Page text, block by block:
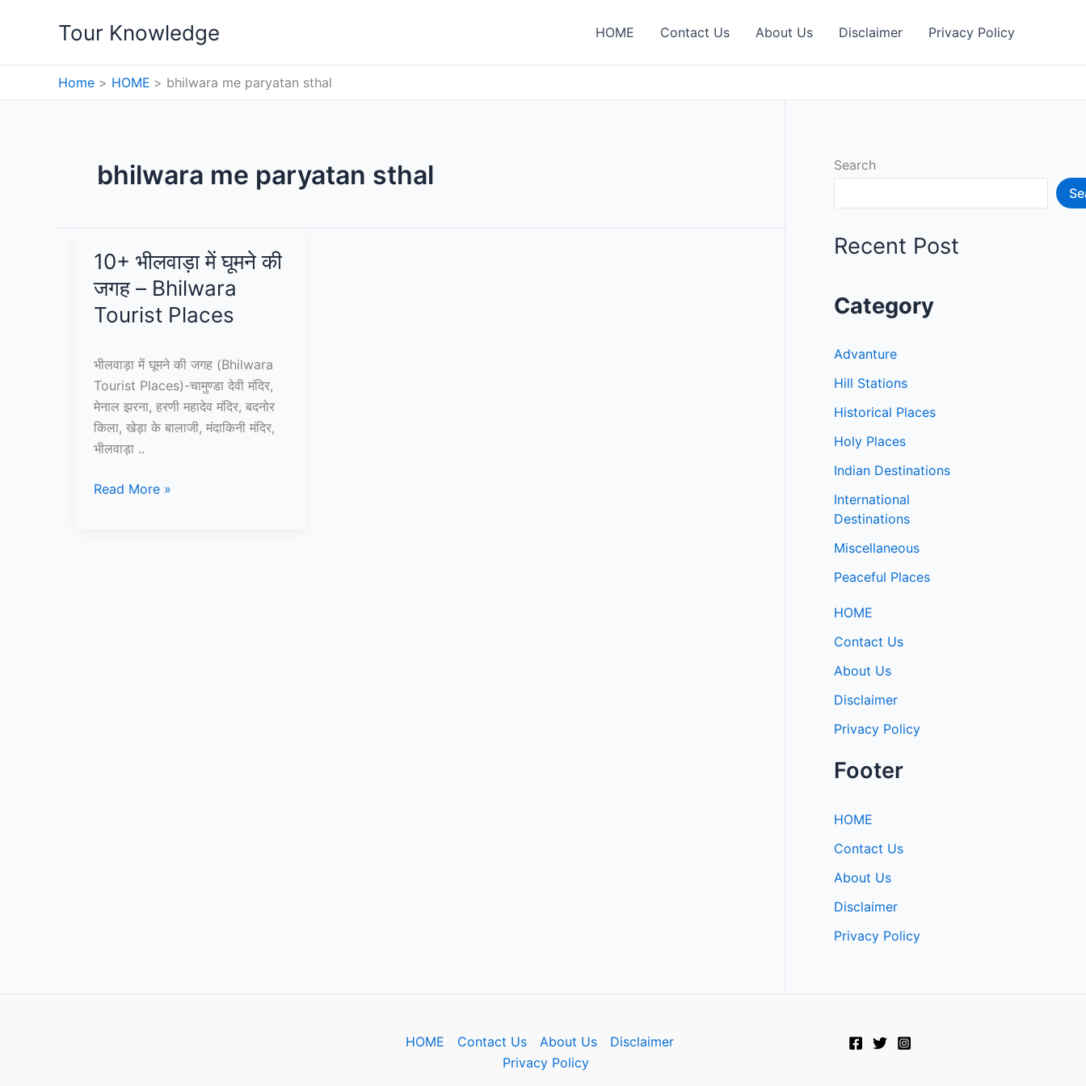
Tour Knowledge HOME Contact Us About Us Disclaimer Privacy Policy
Home HOME bhilwara me paryatan sthal
bhilwara me paryatan sthal
10+ भीलवाड़ा में घूमने की
जगह – Bhilwara
Tourist Places
भीलवाड़ा में घूमने की जगह (Bhilwara
Tourist Places)-चामुण्डा देवी मंदिर,
मेनाल झरना, हरणी महादेव मंदिर, बदनोर
किला, खेड़ा के बालाजी, मंदाकिनी मंदिर,
भीलवाड़ा ..
10+
Read More »
Search
Recent Post
Category
Advanture
Hill Stations
Historical Places
Holy Places
Indian Destinations
International
Destinations
Miscellaneous
Peaceful Places
HOME
Contact Us
About Us
Disclaimer
Privacy Policy
Footer
HOME
Contact Us
About Us
Disclaimer
Privacy Policy
HOME Contact Us About Us
Disclaimer
Privacy Policy